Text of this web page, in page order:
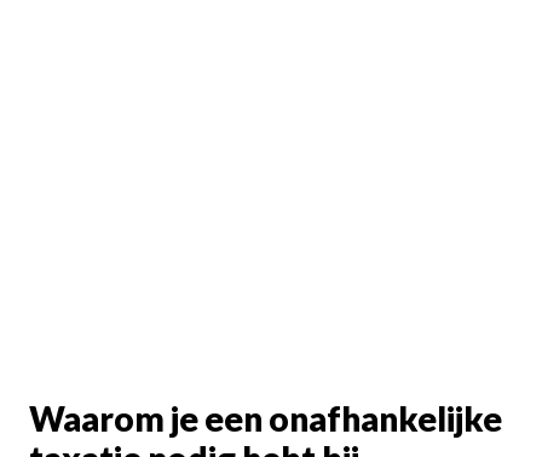
Waarom je een onafhankelijke